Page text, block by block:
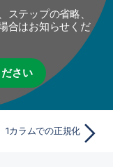
テップの省略、
合はお知らせくだ
さい
1カラムでの正規化